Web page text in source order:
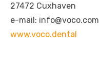
27472 Cuxhaven
e-mail: info@voco.com
www.voco.dental